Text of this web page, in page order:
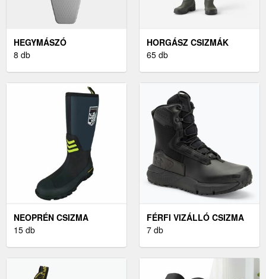
HEGYMÁSZÓ
ALVÁSFELSZERELÉS
8 db
HORGÁSZ CSIZMÁK
65 db
NEOPRÉN CSIZMA
15 db
FÉRFI VIZÁLLÓ CSIZMA
7 db